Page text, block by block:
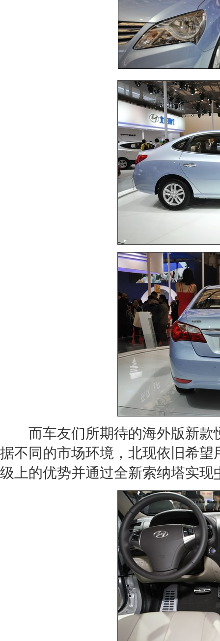
而车友们所期待的海外版新款
据不同的市场环境，北现依旧希
级上的优势并通过全新索纳塔实现